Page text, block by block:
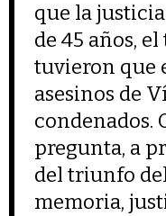
que la
de 45 años,
tuvieron que
asesinos de
condenados.
pregunta, a
del triunfo
memoria,